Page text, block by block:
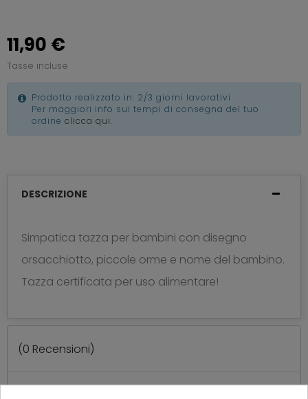
11,90 €
Tasse incluse
Prodotto realizzato in: 2/3 giorni lavorativi
Per maggiori info sui tempi di consegna del tuo
ordine clicca qui.
DESCRIZIONE
Simpatica tazza per bambini con disegno
orsacchiotto, piccole orme e nome del bambino.
Tazza certificata per uso alimentare!
(0 Recensioni)